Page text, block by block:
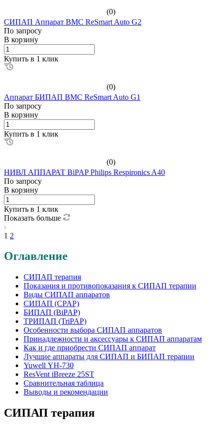
(0)
СИПАП Аппарат BMC ReSmart Auto G2
По запросу
В корзину
Купить в 1 клик
(0)
Аппарат БИПАП BMC ReSmart Auto G1
По запросу
В корзину
Купить в 1 клик
(0)
НИВЛ АППАРАТ BiPAP Philips Respironics A40
По запросу
В корзину
Купить в 1 клик
Показать больше
1 2
Оглавление
СИПАП терапия
Показания и противопоказания к СИПАП терапии
Виды СИПАП аппаратов
СИПАП (CPAP)
БИПАП (BiPAP)
ТРИПАП (TriPAP)
Особенности выбора СИПАП аппаратов
Принадлежности и аксессуары к СИПАП аппаратам
Как и где приобрести СИПАП аппарат
Лучшие аппараты для СИПАП и БИПАП терапии
Yuwell YH-730
ResVent iBreeze 25ST
Сравнительная таблица
Выводы и рекомендации
СИПАП терапия